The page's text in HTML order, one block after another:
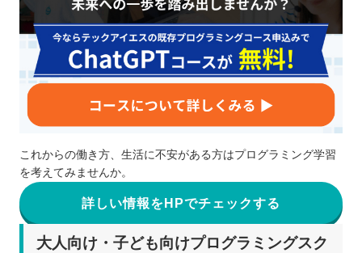
これからの働き方、生活に不安がある方はプログラミング学習
を考えてみませんか。
詳しい情報をHPでチェックする
大人向け・子ども向けプログラミングスク